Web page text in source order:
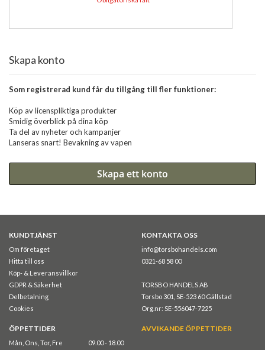
Skapa konto
Som registrerad kund får du tillgång till fler funktioner:
Köp av licenspliktiga produkter
Smidig överblick på dina köp
Ta del av nyheter och kampanjer
Lanseras snart! Bevakning av vapen
Skapa ett konto
KUNDTJÄNST
Om företaget
Hitta till oss
Köp- & Leveransvillkor
GDPR & Säkerhet
Delbetalning
Cookies
KONTAKTA OSS
info@torsbohandels.com
0321-68 58 00
TORSBO HANDELS AB
Torsbo 301, SE-523 60 Gällstad
Org.nr: SE-556047-7225
ÖPPETTIDER
Mån, Ons, Tor, Fre 09.00 - 18.00
AVVIKANDE ÖPPETTIDER